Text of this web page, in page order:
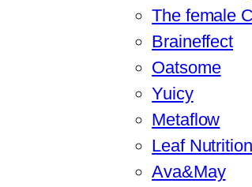
The female
Braineffect
Oatsome
Yuicy
Metaflow
Leaf Nutrition
Ava&May